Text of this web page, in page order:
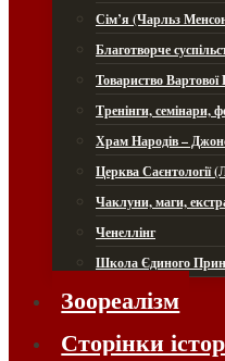
Сім’я (Чарльз
Благотворче
Товариство
Тренінги, семінари,
Храм Народів –
Церква Саєнтології
Чаклуни, маги,
Ченеллінг
Школа Єдиного
Зоореалізм
Сторінки